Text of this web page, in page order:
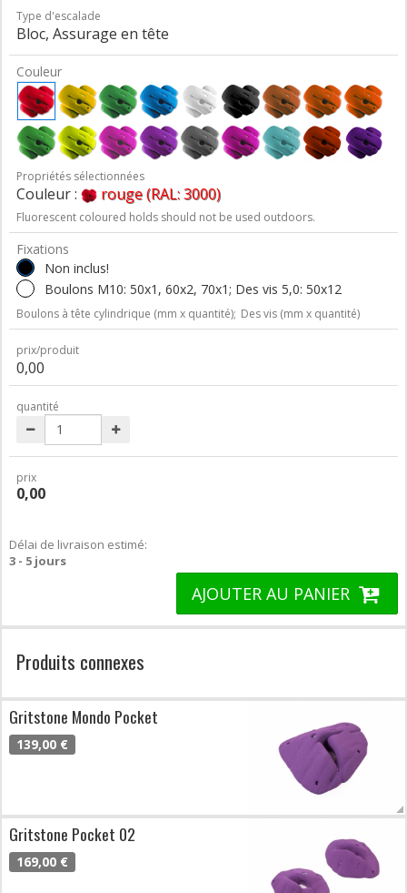
Type d'escalade
Bloc, Assurage en tête
Couleur
Propriétés sélectionnées
Couleur : rouge (RAL: 3000)
Fluorescent coloured holds should not be used outdoors.
Fixations
Non inclus!
Boulons M10: 50x1, 60x2, 70x1; Des vis 5,0: 50x12
Boulons à tête cylindrique (mm x quantité); Des vis (mm x quantité)
prix/produit
0,00
quantité
prix
0,00
Délai de livraison estimé:
3 - 5 jours
AJOUTER AU PANIER
Produits connexes
Gritstone Mondo Pocket
139,00 €
Gritstone Pocket 02
169,00 €